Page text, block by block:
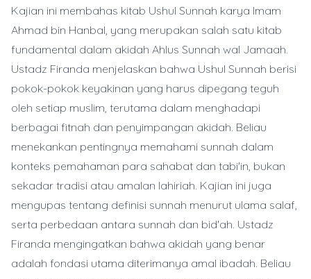
Kajian ini membahas kitab Ushul Sunnah karya Imam
Ahmad bin Hanbal, yang merupakan salah satu kitab
fundamental dalam akidah Ahlus Sunnah wal Jamaah.
Ustadz Firanda menjelaskan bahwa Ushul Sunnah berisi
pokok-pokok keyakinan yang harus dipegang teguh
oleh setiap muslim, terutama dalam menghadapi
berbagai fitnah dan penyimpangan akidah. Beliau
menekankan pentingnya memahami sunnah dalam
konteks pemahaman para sahabat dan tabi'in, bukan
sekadar tradisi atau amalan lahiriah. Kajian ini juga
mengupas tentang definisi sunnah menurut ulama salaf,
serta perbedaan antara sunnah dan bid'ah. Ustadz
Firanda mengingatkan bahwa akidah yang benar
adalah fondasi utama diterimanya amal ibadah. Beliau